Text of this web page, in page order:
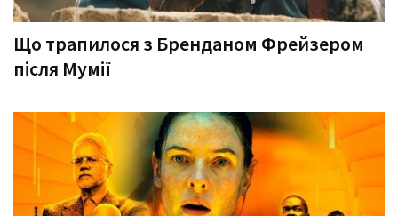
Що трапилося з Бренданом Фрейзером
після Мумії